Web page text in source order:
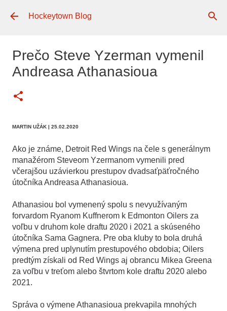
Preskočiť na hlavný obsah
Hockeytown Blog
Prečo Steve Yzerman vymenil
Andreasa Athanasioua
MARTIN UŽÁK | 25.02.2020
Ako je známe, Detroit Red Wings na čele s generálnym
manažérom Steveom Yzermanom vymenili pred
včerajšou uzávierkou prestupov dvadsaťpäťročného
útočníka Andreasa Athanasioua.
Athanasiou bol vymenený spolu s nevyužívaným
forvardom Ryanom Kuffnerom k Edmonton Oilers za
voľbu v druhom kole draftu 2020 i 2021 a skúseného
útočníka Sama Gagnera. Pre oba kluby to bola druhá
výmena pred uplynutím prestupového obdobia; Oilers
predtým získali od Red Wings aj obrancu Mikea Greena
za voľbu v treťom alebo štvrtom kole draftu 2020 alebo
2021.
Správa o výmene Athanasioua prekvapila mnohých